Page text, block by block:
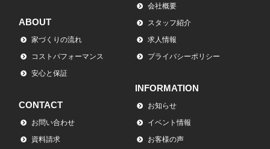
ABOUT
家づくりの流れ
コストパフォーマンス
安心と保証
CONTACT
お問い合わせ
資料請求
会社概要
スタッフ紹介
求人情報
プライバシーポリシー
INFORMATION
お知らせ
イベント情報
お客様の声